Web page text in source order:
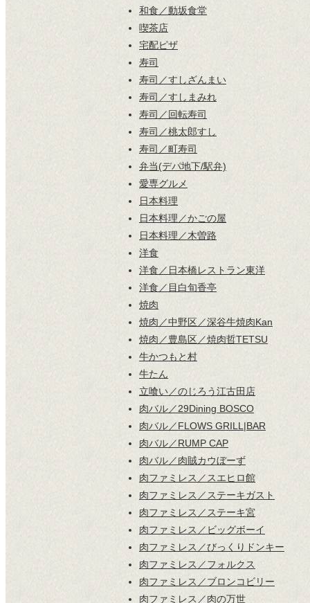
和食／動坂食堂
喫茶店
宅配ピザ
寿司
寿司／すしざんまい
寿司／すしまみれ
寿司／回転寿司
寿司／桃太郎すし
寿司／町寿司
弁当(デパ地下/駅弁)
愛専グルメ
日本料理
日本料理／かごの屋
日本料理／木曽路
洋食
洋食／日本橋レストラン東洋
洋食／目白旬香亭
焼肉
焼肉／中野区／深谷牛焼肉Kan
焼肉／豊島区／焼肉哲TETSU
牛かつもと村
牛たん
立喰い／のじろう江古田店
肉バル／29Dining BOSCO
肉バル／FLOWS GRILL|BAR
肉バル／RUMP CAP
肉バル／肉賊カウぼーず
肉ファミレス／スエヒロ館
肉ファミレス／ステーキガスト
肉ファミレス／ステーキ宮
肉ファミレス／ビッグボーイ
肉ファミレス／びっくりドンキー
肉ファミレス／フォルクス
肉ファミレス／ブロンコビリー
肉ファミレス／肉の万世